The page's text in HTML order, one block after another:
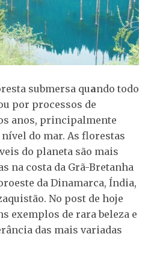
submersa quando todo
por processos de
anos, principalmente
do mar. As florestas
do planeta são mais
na costa da Grã-Bretanha
da Dinamarca, Índia,
No post de hoje
exemplos de rara beleza e
das mais variadas